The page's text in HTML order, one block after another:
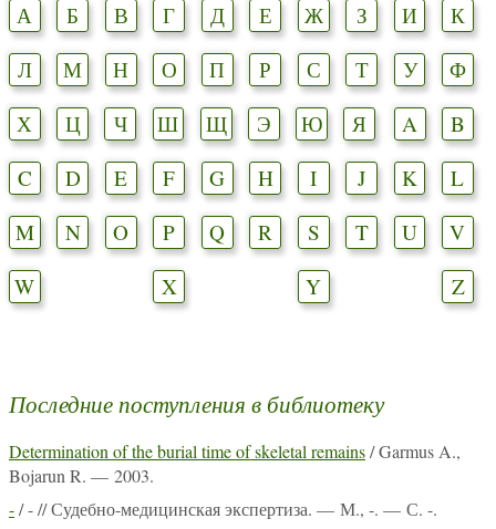
А Б В Г Д Е Ж З И
К
Л
М Н О П Р С Т У
Ф
Х
Ц Ч Ш Щ Э Ю Я A
B
C
D E F G H I J K
L
M
N O P Q R S T U
V
W
X Y Z
Последние поступления в библиотеку
Determination of the burial time of skeletal remains/ Garmus A.,
Bojarun R. — 2003.
-/ - // Судебно-медицинская экспертиза. — М., -. — С. -.